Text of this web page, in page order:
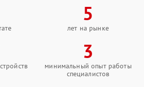
5
лет на рынке
3
минимальный опыт работы
специалистов